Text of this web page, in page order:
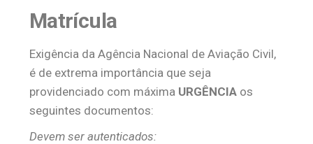
Matrícula
Exigência da Agência Nacional de Aviação Civil,
é de extrema importância que seja
providenciado com máxima URGÊNCIA os
seguintes documentos:
Devem ser autenticados: